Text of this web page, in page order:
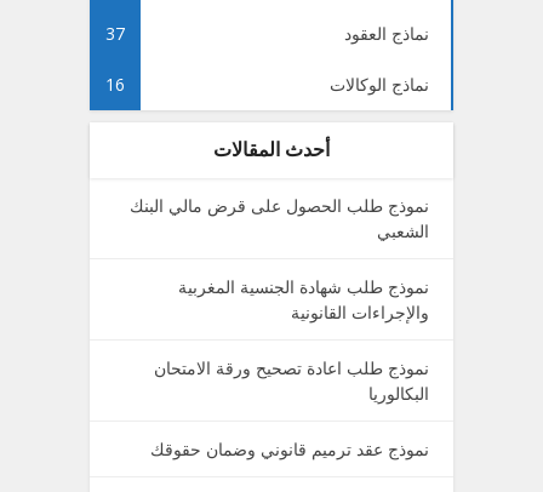
نماذج العقود 37
نماذج الوكالات 16
أحدث المقالات
نموذج طلب الحصول على قرض مالي البنك
الشعبي
نموذج طلب شهادة الجنسية المغربية
والإجراءات القانونية
نموذج طلب اعادة تصحيح ورقة الامتحان
البكالوريا
نموذج عقد ترميم قانوني وضمان حقوقك